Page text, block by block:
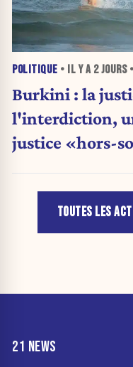
POLITIQUE • IL Y A 2 JOURS
Burkini : la
l'interdiction,
justice «hors-
TOUTES LES
21 NEWS